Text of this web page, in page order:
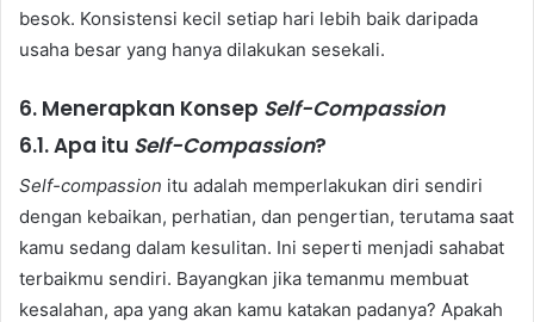
besok. Konsistensi kecil setiap hari lebih baik daripada
usaha besar yang hanya dilakukan sesekali.
6. Menerapkan Konsep Self-Compassion
6.1. Apa itu Self-Compassion?
Self-compassion itu adalah memperlakukan diri sendiri
dengan kebaikan, perhatian, dan pengertian, terutama saat
kamu sedang dalam kesulitan. Ini seperti menjadi sahabat
terbaikmu sendiri. Bayangkan jika temanmu membuat
kesalahan, apa yang akan kamu katakan padanya? Apakah